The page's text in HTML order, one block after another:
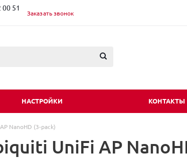
00 51
Заказать звонок
НАСТРОЙКИ КОНТАКТЫ
NanoHD (3-pack)
UniFi AP